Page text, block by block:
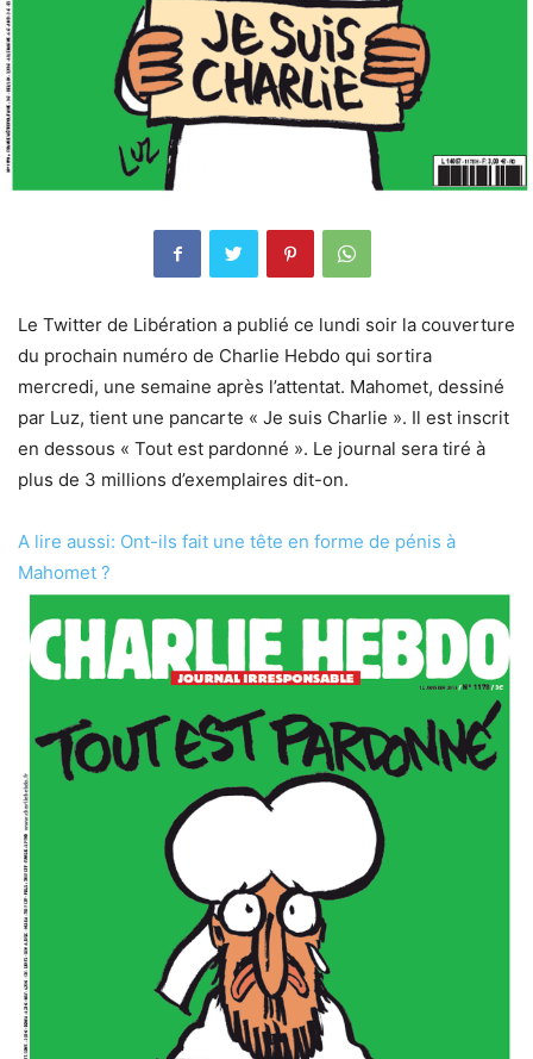
Le Twitter de Libération a publié ce lundi soir la couverture
du prochain numéro de Charlie Hebdo qui sortira
mercredi, une semaine après l’attentat. Mahomet, dessiné
par Luz, tient une pancarte « Je suis Charlie ». Il est inscrit
en dessous « Tout est pardonné ». Le journal sera tiré à
plus de 3 millions d’exemplaires dit-on.
A lire aussi: Ont-ils fait une tête en forme de pénis à
Mahomet ?